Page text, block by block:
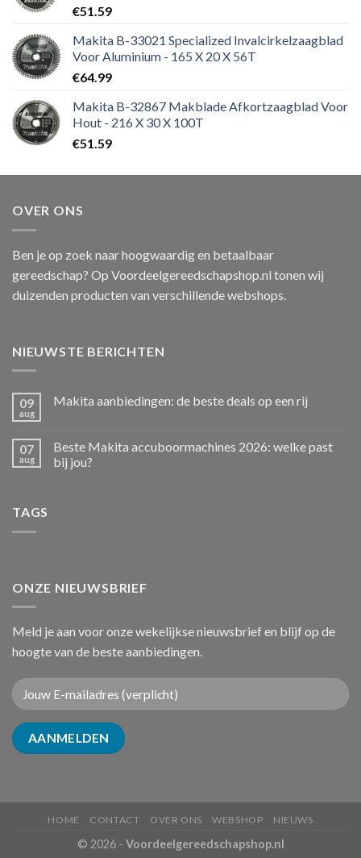
€51.59
Makita B-33021 Specialized Invalcirkelzaagblad
Voor Aluminium - 165 X 20 X 56T
€64.99
Makita B-32867 Makblade Afkortzaagblad Voor
Hout - 216 X 30 X 100T
€51.59
OVER ONS
Ben je op zoek naar hoogwaardig en betaalbaar
gereedschap? Op Voordeelgereedschapshop.nl tonen wij
duizenden producten van verschillende webshops.
NIEUWSTE BERICHTEN
09
aug
Makita aanbiedingen: de beste deals op een rij
07
aug
Beste Makita accuboormachines 2026: welke past
bij jou?
TAGS
ONZE NIEUWSBRIEF
Meld je aan voor onze wekelijkse nieuwsbrief en blijf op de
hoogte van de beste aanbiedingen.
HOME CONTACT OVER ONS WEBSHOP NIEUWS
© 2026 - Voordeelgereedschapshop.nl